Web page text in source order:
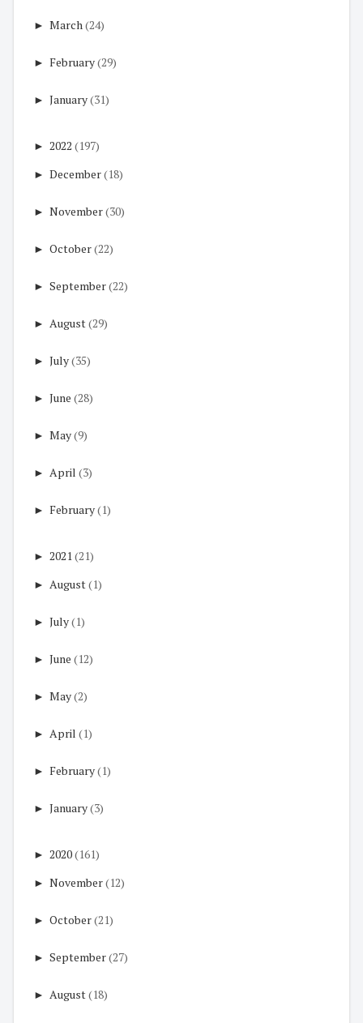
► March(24)
► February(29)
► January(31)
► 2022 (197)
► December(18)
► November(30)
► October(22)
► September(22)
► August(29)
► July(35)
► June (28)
► May(9)
► April (3)
► February(1)
► 2021 (21)
► August(1)
► July(1)
► June (12)
► May(2)
► April (1)
► February(1)
► January(3)
► 2020(161)
► November(12)
► October(21)
► September(27)
► August(18)